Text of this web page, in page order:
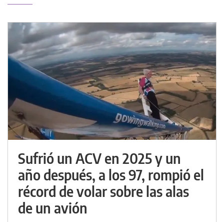
Sufrió un ACV en 2025 y un
año después, a los 97, rompió el
récord de volar sobre las alas
de un avión